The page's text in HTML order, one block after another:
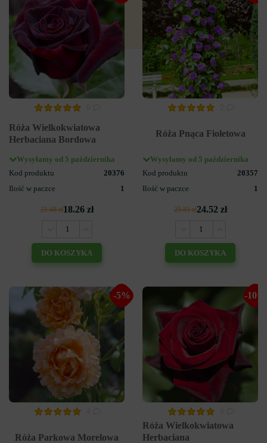
Róża Wielkokwiatowa
Herbaciana Bordowa
Wysyłamy od 5 października
Kod produktu
20376
Ilość w paczce
1
21.48 zł18.26 zł
DO KOSZYKA
Róża Pnąca Fioletowa
Wysyłamy od 5 października
Kod produktu
20357
Ilość w paczce
1
25.81 zł24.52 zł
DO KOSZYKA
-5%
Róża Parkowa Morelowa
-10%
Róża Wielkokwiatowa
Herbaciana